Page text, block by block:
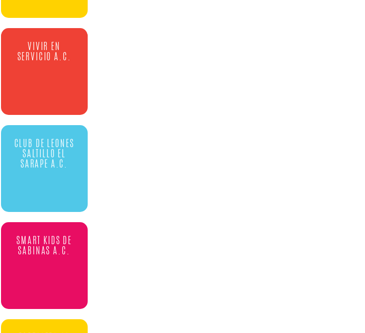
VIVIR EN
SERVICIO A.C.
CLUB DE LEONES
SALTILLO EL
SARAPE A.C.
SMART KIDS DE
SABINAS A.C.